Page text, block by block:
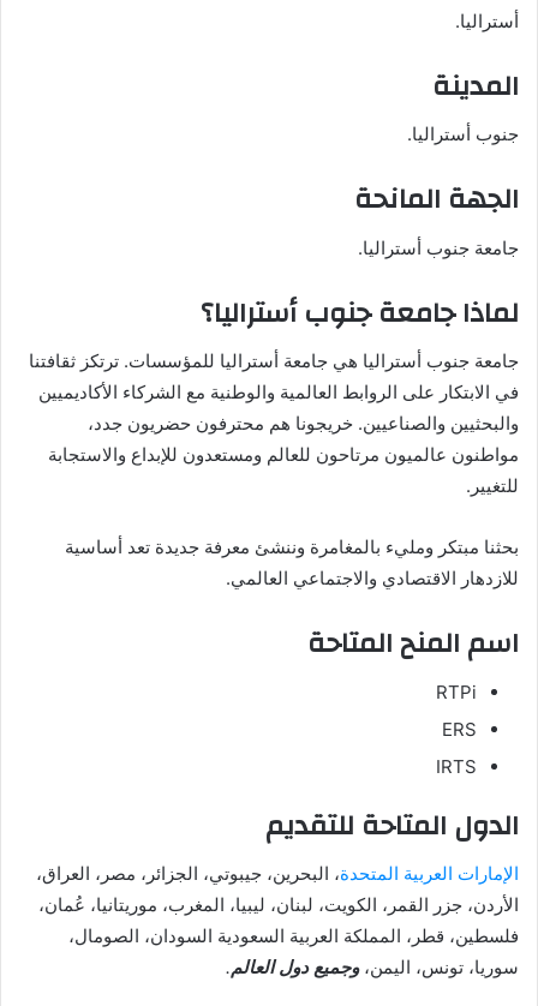
أستراليا.
المدينة
جنوب أستراليا.
الجهة المانحة
جامعة جنوب أستراليا.
لماذا جامعة جنوب أستراليا؟
جامعة جنوب أستراليا هي جامعة أستراليا للمؤسسات. ترتكز ثقافتنا
في الابتكار على الروابط العالمية والوطنية مع الشركاء الأكاديميين
والبحثيين والصناعيين. خريجونا هم محترفون حضريون جدد،
مواطنون عالميون مرتاحون للعالم ومستعدون للإبداع والاستجابة
للتغيير.
بحثنا مبتكر ومليء بالمغامرة وننشئ معرفة جديدة تعد أساسية
للازدهار الاقتصادي والاجتماعي العالمي.
اسم المنح المتاحة
RTPi
ERS
IRTS
الدول المتاحة للتقديم
الإمارات العربية المتحدة، البحرين، جيبوتي، الجزائر، مصر، العراق،
الأردن، جزر القمر، الكويت، لبنان، ليبيا، المغرب، موريتانيا، عُمان،
فلسطين، قطر، المملكة العربية السعودية السودان، الصومال،
سوريا، تونس، اليمن،وجميع دول العالم.